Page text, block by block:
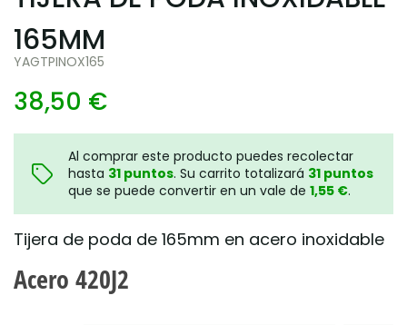
165MM
YAGTPINOX165
38,50 €
Al comprar este producto puedes recolectar
hasta 31 puntos. Su carrito totalizará 31 puntos
que se puede convertir en un vale de 1,55 €.
Tijera de poda de 165mm en acero inoxidable
Acero 420J2